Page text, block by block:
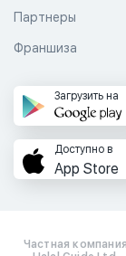
Партнеры
Франшиза
Загрузить на
Доступно в
App Store
Частная компания